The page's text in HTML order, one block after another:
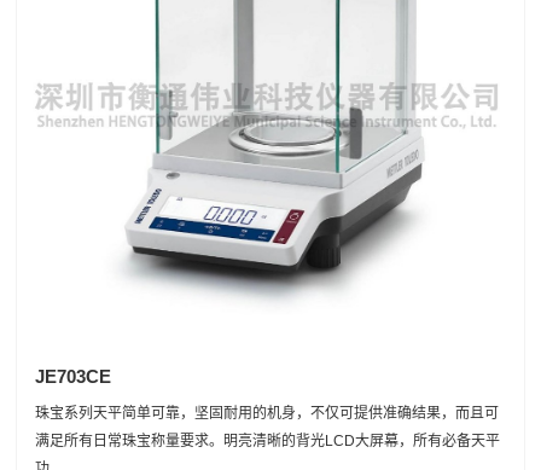
JE703CE
珠宝系列天平简单可靠，坚固耐用的机身，不仅可提供准确结果，而且可
满足所有日常珠宝称量要求。明亮清晰的背光LCD大屏幕，所有必备天平